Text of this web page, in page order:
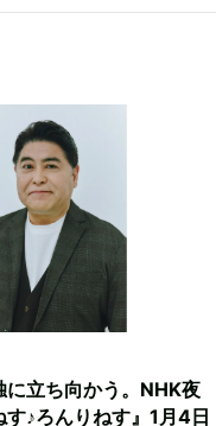
に立ち向かう。NHK夜
す♪ろんりねす』1月4日